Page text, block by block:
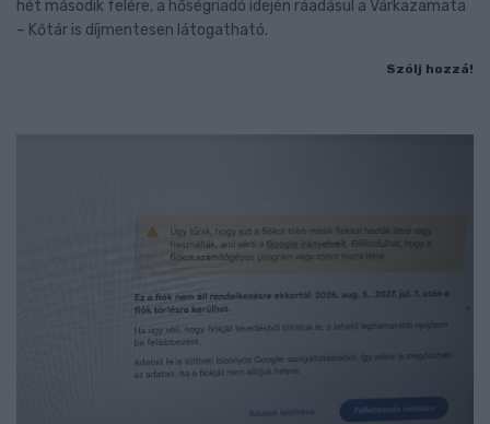
hét második felére, a hőségriadó idején ráadásul a Várkazamata
– Kőtár is díjmentesen látogatható.
Szólj hozzá!